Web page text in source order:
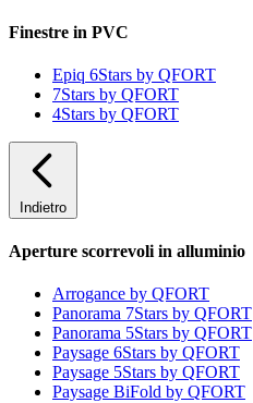
Finestre in PVC
Epiq 6Stars by QFORT
7Stars by QFORT
4Stars by QFORT
Indietro
Aperture scorrevoli in alluminio
Arrogance by QFORT
Panorama 7Stars by QFORT
Panorama 5Stars by QFORT
Paysage 6Stars by QFORT
Paysage 5Stars by QFORT
Paysage BiFold by QFORT